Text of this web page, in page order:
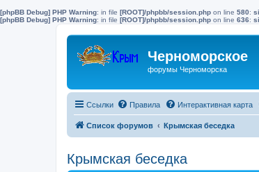
[phpBB Debug] PHP Warning: in file [ROOT]/phpbb/session.php on line 580:
[phpBB Debug] PHP Warning: in file [ROOT]/phpbb/session.php on line 636:
Черноморское
форумы Черноморска
Ссылки Правила Интерактивная карта
Список форумов Крымская беседка
Крымская беседка